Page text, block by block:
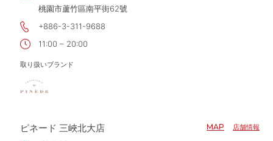
桃園市蘆竹區南平街62號
+886-3-311-9688
11:00 – 20:00
取り扱いブランド
ピネード 三峽北大店 MAP 店舗情報